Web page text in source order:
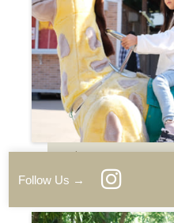
Follow Us →
Column
『X-T30』で撮る家族
y.kuy）vol.2